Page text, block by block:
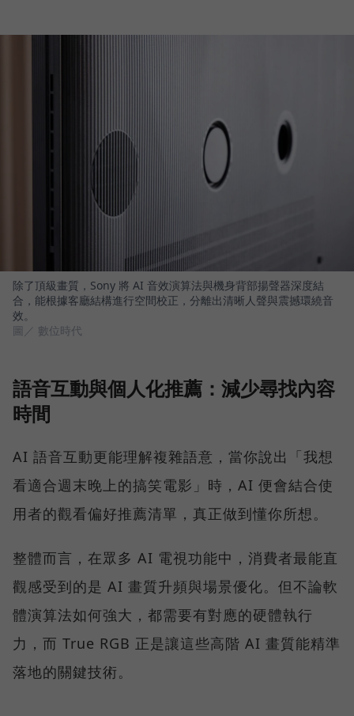
除了頂級畫質，Sony 將 AI 音效演算法與機身背部揚聲器深度結
合，能根據客廳結構進行空間校正，分離出清晰人聲與震撼環繞音
效。
圖／ 數位時代
語音互動與個人化推薦：減少尋找內容
時間
AI 語音互動更能理解複雜語意，當你說出「我想
看適合週末晚上的搞笑電影」時，AI 便會結合使
用者的觀看偏好推薦清單，真正做到懂你所想。
整體而言，在眾多 AI 電視功能中，消費者最能直
觀感受到的是 AI 畫質升頻與場景優化。但不論軟
體演算法如何強大，都需要有對應的硬體執行
力，而 True RGB 正是讓這些高階 AI 畫質能精準
落地的關鍵技術。